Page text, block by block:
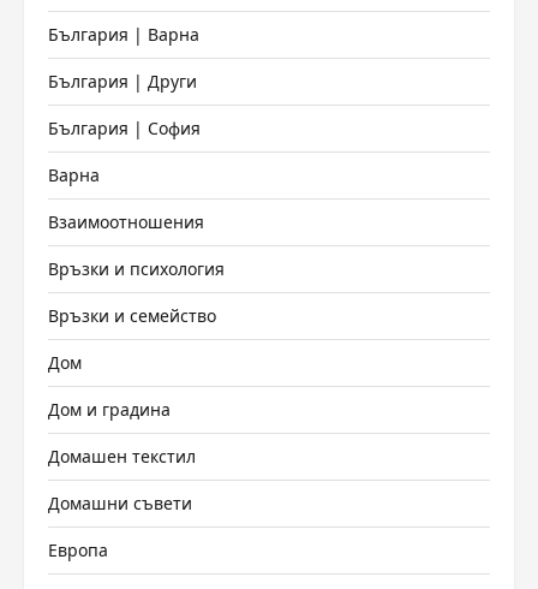
България | Варна
България | Други
България | София
Варна
Взаимоотношения
Връзки и психология
Връзки и семейство
Дом
Дом и градина
Домашен текстил
Домашни съвети
Европа